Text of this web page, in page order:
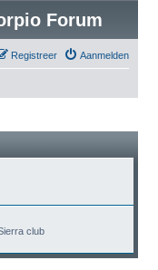
Forum
Aanmelden
Registreer
club